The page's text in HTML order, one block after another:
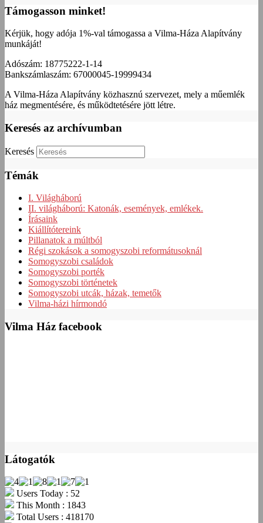
Támogasson minket!
Kérjük, hogy adója 1%-val támogassa a Vilma-Háza Alapítvány
munkáját!
Adószám: 18775222-1-14
Bankszámlaszám: 67000045-19999434
A Vilma-Háza Alapítvány közhasznú szervezet, mely a műemlék
ház megmentésére, és működtetésére jött létre.
Keresés az archívumban
Keresés
Témák
I. Világháború
II. világháború: Katonák, események, emlékek.
Írásaink
Kiállítótereink
Pillanatok a múltból
Régi szokások a somogyszobi reformátusoknál
Somogyszobi családok
Somogyszobi porték
Somogyszobi történetek
Somogyszobi utcák, házak, temetők
Vilma-házi hírmondó
Vilma Ház facebook
Látogatók
Users Today : 52
This Month : 1843
Total Users : 418170